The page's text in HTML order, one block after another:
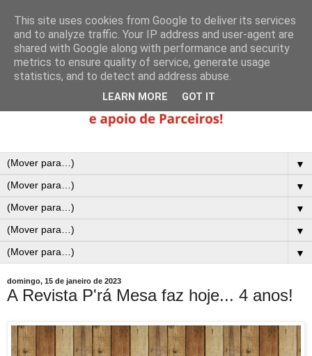
▼
▼
▼
▼
▼
domingo, 15 de janeiro de 2023
A Revista P'rá Mesa faz hoje... 4 anos!
This site uses cookies from Google to deliver its services
and to analyze traffic. Your IP address and user-agent are
shared with Google along with performance and security
metrics to ensure quality of service, generate usage
statistics, and to detect and address abuse.
LEARN MORE GOT IT